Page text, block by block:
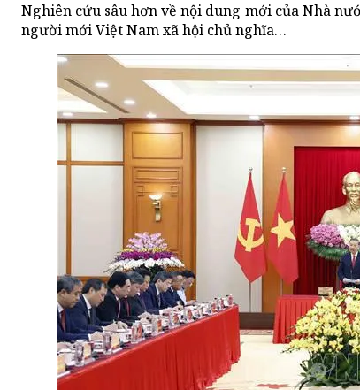
Nghiên cứu sâu hơn về nội dung mới của Nhà
người mới Việt Nam xã hội chủ nghĩa…